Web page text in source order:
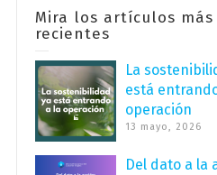
Mira los artículos más
recientes
La
está
operación
13 mayo, 2026
Del dato a la